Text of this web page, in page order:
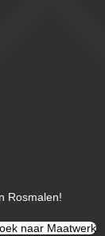
Rosmalen!
naar Maatwerk